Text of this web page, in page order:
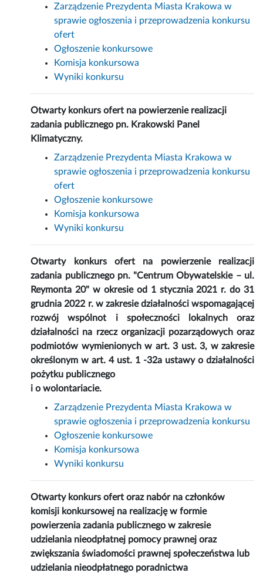
Zarządzenie Prezydenta Miasta Krakowa w
sprawie ogłoszenia i przeprowadzenia konkursu
ofert
Ogłoszenie konkursowe
Komisja konkursowa
Wyniki konkursu
Otwarty konkurs ofert na powierzenie realizacji
zadania publicznego pn. Krakowski Panel
Klimatyczny.
Zarządzenie Prezydenta Miasta Krakowa w
sprawie ogłoszenia i przeprowadzenia konkursu
ofert
Ogłoszenie konkursowe
Komisja konkursowa
Wyniki konkursu
Otwarty konkurs ofert na powierzenie realizacji
zadania publicznego pn. "Centrum Obywatelskie – ul.
Reymonta 20" w okresie od 1 stycznia 2021 r. do 31
grudnia 2022 r. w zakresie działalności wspomagającej
rozwój wspólnot i społeczności lokalnych oraz
działalności na rzecz organizacji pozarządowych oraz
podmiotów wymienionych w art. 3 ust. 3, w zakresie
określonym w art. 4 ust. 1 -32a ustawy o działalności
pożytku publicznego
i o wolontariacie.
Zarządzenie Prezydenta Miasta Krakowa w
sprawie ogłoszenia i przeprowadzenia konkursu
Ogłoszenie konkursowe
Komisja konkursowa
Wyniki konkursu
Otwarty konkurs ofert oraz nabór na członków
komisji konkursowej na realizację w formie
powierzenia zadania publicznego w zakresie
udzielania nieodpłatnej pomocy prawnej oraz
zwiększania świadomości prawnej społeczeństwa lub
udzielania nieodpłatnego poradnictwa